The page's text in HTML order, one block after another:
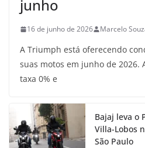
junho
16 de junho de 2026 Marcelo
A Triumph está oferecendo
suas motos em junho de 2026.
taxa 0% e
Bajaj leva o
Villa-Lobos
São Paulo